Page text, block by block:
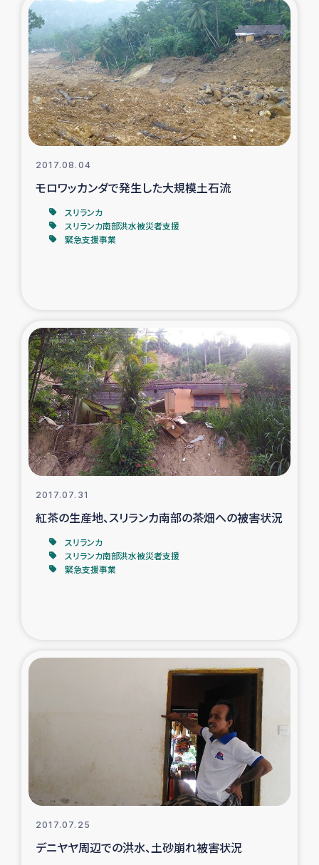
トルコ・シリア地震被災者支援
デニヤヤ小規模紅茶農家支援
コーヒー生産者支援
アイナロ県マウベシ郡でのコーヒー畑改善事業
ベイルート大規模爆発被災者支援
女性の生計向上支援
2017.08.04
モロワッカンダで発生した大規模土石流
スリランカ
スリランカ南部洪水被災者支援
緊急支援事業
2017.07.31
紅茶の生産地、スリランカ南部の茶畑への被害状況
スリランカ
スリランカ南部洪水被災者支援
緊急支援事業
2017.07.25
デニヤヤ周辺での洪水、土砂崩れ被害状況